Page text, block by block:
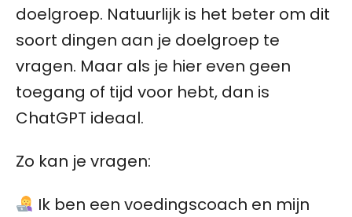
doelgroep. Natuurlijk is het beter om dit
soort dingen aan je doelgroep te
vragen. Maar als je hier even geen
toegang of tijd voor hebt, dan is
ChatGPT ideaal.
Zo kan je vragen:
Ik ben een voedingscoach en mijn